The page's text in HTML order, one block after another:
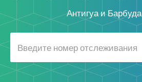
Антигуа и Барбуда